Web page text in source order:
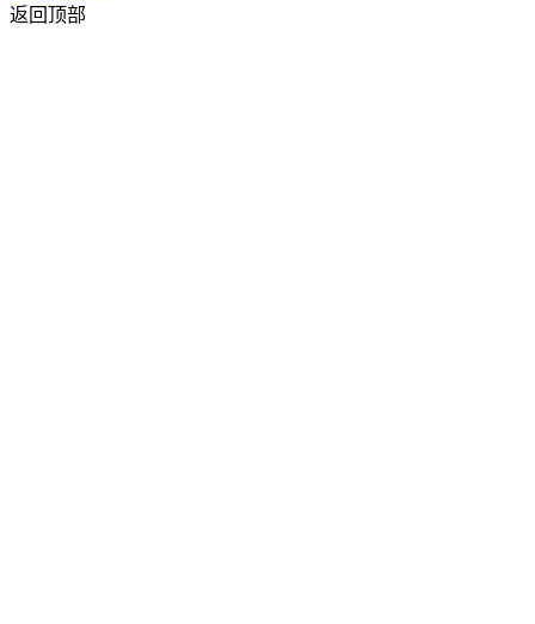
返回顶部